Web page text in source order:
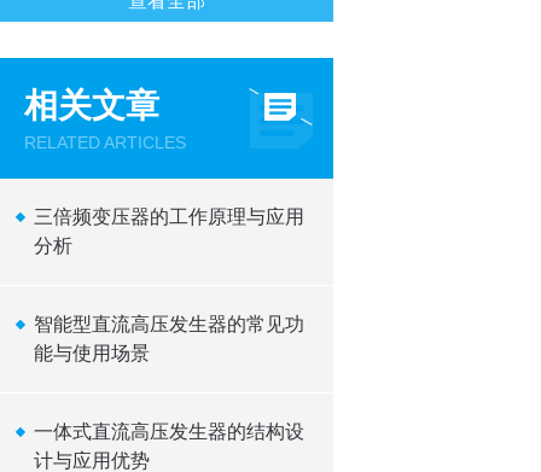
相关文章
RELATED ARTICLES
三倍频变压器的工作原理与应用
分析
智能型直流高压发生器的常见功
能与使用场景
一体式直流高压发生器的结构设
计与应用优势